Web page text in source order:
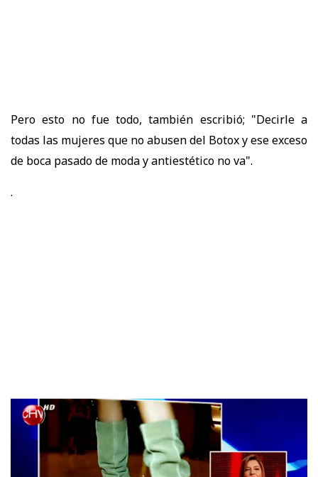
Pero esto no fue todo, también escribió; "Decirle a
todas las mujeres que no abusen del Botox y ese exceso
de boca pasado de moda y antiestético no va".
.